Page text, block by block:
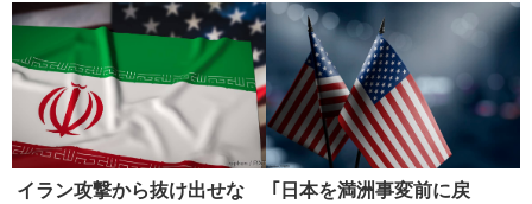
イラン攻撃から抜け出せな
｢日本を満洲事変前に戻